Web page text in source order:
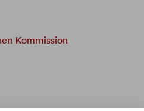
Kommission